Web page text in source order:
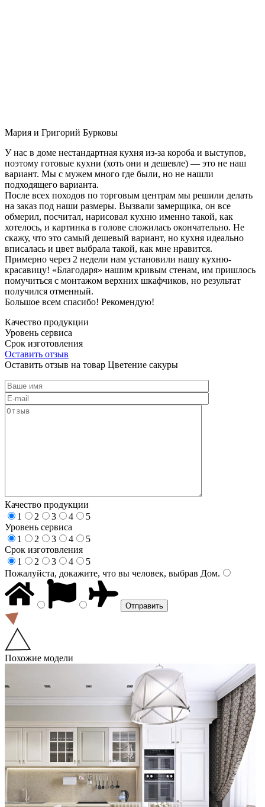
Мария и Григорий Бурковы
У нас в доме нестандартная кухня из-за короба и выступов,
поэтому готовые кухни (хоть они и дешевле) — это не наш
вариант. Мы с мужем много где были, но не нашли
подходящего варианта.
После всех походов по торговым центрам мы решили делать
на заказ под наши размеры. Вызвали замерщика, он все
обмерил, посчитал, нарисовал кухню именно такой, как
хотелось, и картинка в голове сложилась окончательно. Не
скажу, что это самый дешевый вариант, но кухня идеально
вписалась и цвет выбрала такой, как мне нравится.
Примерно через 2 недели нам установили нашу кухню-
красавицу! «Благодаря» нашим кривым стенам, им пришлось
помучиться с монтажом верхних шкафчиков, но результат
получился отменный.
Большое всем спасибо! Рекомендую!
Качество продукции
Уровень сервиса
Срок изготовления
Оставить отзыв
Оставить отзыв на товар Цветение сакуры
Качество продукции
1
2 3 4
5
Уровень сервиса
1
2 3 4
5
Срок изготовления
1
2 3 4
5
Пожалуйста, докажите, что вы человек, выбрав Дом.
Похожие модели